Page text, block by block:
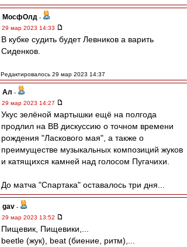
МосфОлд -
29 мар 2023 14:33
В кубке судить будет Левников а варить
Сиденков.
Редактировалось 29 мар 2023 14:37
Ал -
29 мар 2023 14:27
Укус зелёной мартышки ещё на полгода
продлил на ВВ дискуссию о точном времени
рождения "Ласкового мая", а также о
преимуществе музыкальных композиций жуков
и катящихся камней над голосом Пугачихи.
До матча "Спартака" оставалось три дня...
gav -
29 мар 2023 13:52
Пищевик, Пищевики,...
beetle (жук), beat (биение, ритм),...